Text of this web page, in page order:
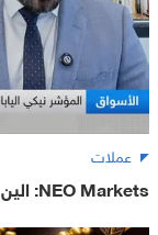
عملات
NEO Markets: الين مهم للعالم وليس لليابان وأميركا فقط